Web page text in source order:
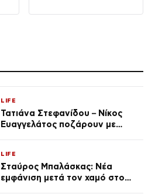
LIFE
Τατιάνα Στεφανίδου – Νίκος
Ευαγγελάτος ποζάρουν με
LIFE
Σταύρος Μπαλάσκας: Νέα
εμφάνιση μετά τον χαμό στο